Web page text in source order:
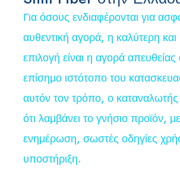
Για όσους ενδιαφέρονται για
αυθεντική αγορά, η καλύτερη και
επιλογή είναι η αγορά
επίσημο ιστότοπο του
αυτόν τον τρόπο, ο καταναλωτής
ότι λαμβάνει το γνήσιο προϊόν,
ενημέρωση, σωστές οδηγίες
υποστήριξη.